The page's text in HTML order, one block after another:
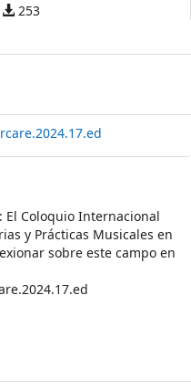
253
El Coloquio Internacional
y Prácticas Musicales en
sobre este campo en